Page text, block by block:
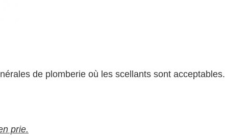
de plomberie où les scellants sont acceptables.
prie.